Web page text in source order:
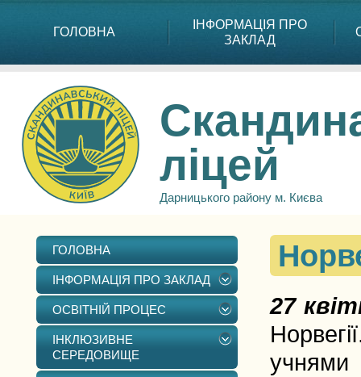
ГОЛОВНА
ІНФОРМАЦІЯ ПРО
ЗАКЛАД
ліцей
Дарницького району м. Києва
ГОЛОВНА
ІНФОРМАЦІЯ ПРО ЗАКЛАД
ОСВІТНІЙ ПРОЦЕС
ІНКЛЮЗИВНЕ
СЕРЕДОВИЩЕ
27
учнями